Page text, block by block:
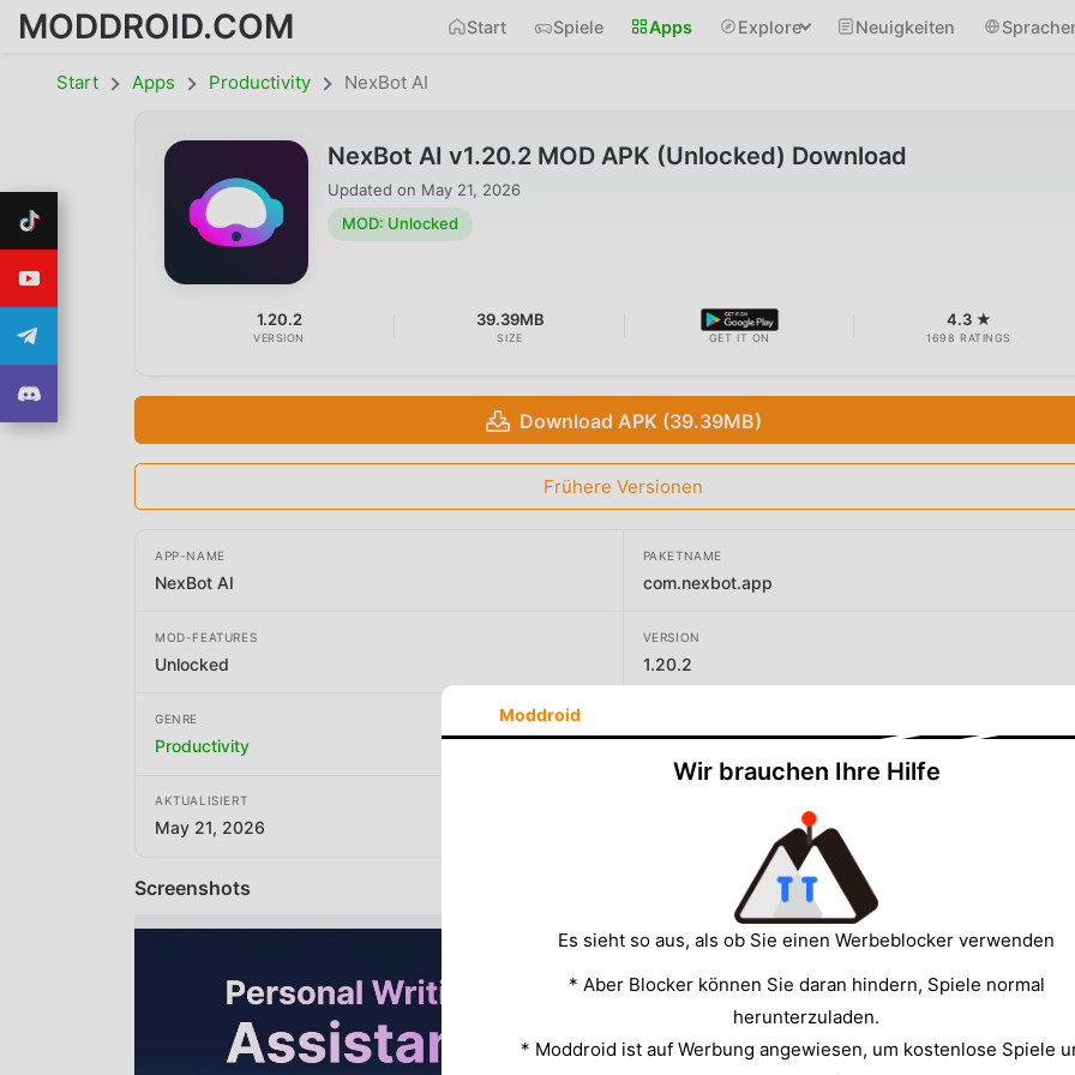
MODDROID.COM Start Spiele Apps Explore Neuigkeiten
Start Apps Productivity NexBot AI
NexBot AI v1.20.2 MOD APK (Unlocked) Download
Updated on May 21, 2026
MOD: Unlocked
1.20.2
VERSION
39.39MB
SIZE GET IT ON
4.3 ★
1698 RATINGS
Download APK (39.39MB)
Frühere Versionen
APP-NAME
NexBot AI
PAKETNAME
com.nexbot.app
MOD-FEATURES
Unlocked
VERSION
1.20.2
GENRE
Productivity Stackwares
AKTUALISIERT
May 21, 2026
Screenshots
Moddroid
Wir brauchen Ihre Hilfe
Es sieht so aus, als ob Sie einen Werbeblocker verwenden
* Aber Blocker können Sie daran hindern, Spiele normal
herunterzuladen.
* Moddroid ist auf Werbung angewiesen, um kostenlose Spiele